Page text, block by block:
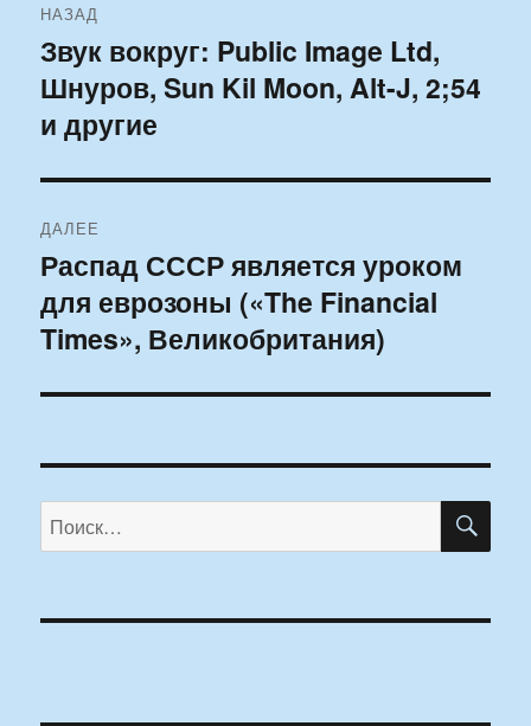
по
записям
НАЗАД
Предыдущая
запись:
Звук вокруг: Public Image Ltd,
Шнуров, Sun Kil Moon, Alt-J, 2;54
и другие
ДАЛЕЕ
Следующая
запись:
Распад СССР является уроком
для еврозоны («The Financial
Times», Великобритания)
Искать: